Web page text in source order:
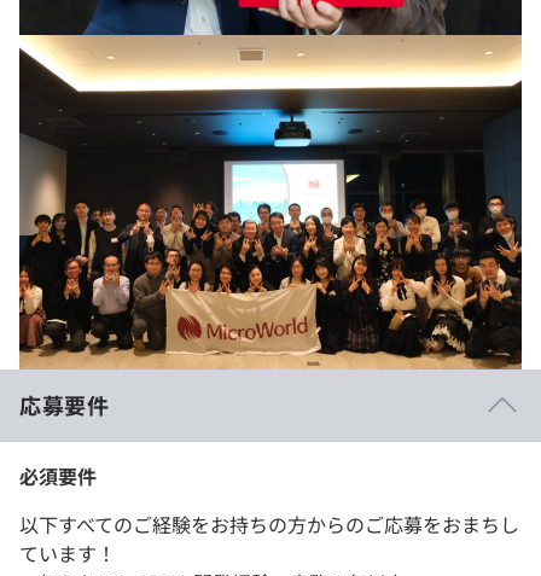
応募要件
必須要件
以下すべてのご経験をお持ちの方からのご応募をおまちし
ています！